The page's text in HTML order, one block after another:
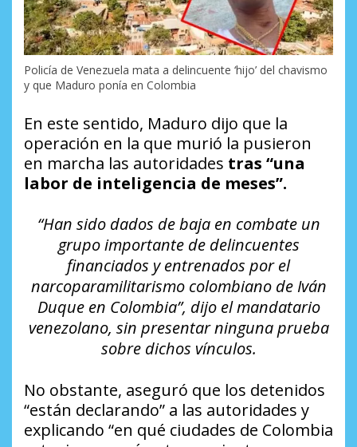
Policía de Venezuela mata a delincuente ‘hijo’ del chavismo
y que Maduro ponía en Colombia
En este sentido, Maduro dijo que la
operación en la que murió la pusieron
en marcha las autoridades tras “una
labor de inteligencia de meses”.
“Han sido dados de baja en combate un
grupo importante de delincuentes
financiados y entrenados por el
narcoparamilitarismo colombiano de Iván
Duque en Colombia”, dijo el mandatario
venezolano, sin presentar ninguna prueba
sobre dichos vínculos.
No obstante, aseguró que los detenidos
“están declarando” a las autoridades y
explicando “en qué ciudades de Colombia